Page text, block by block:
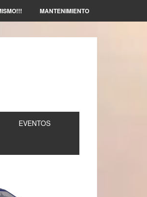
MANTENIMIENTO
EVENTOS